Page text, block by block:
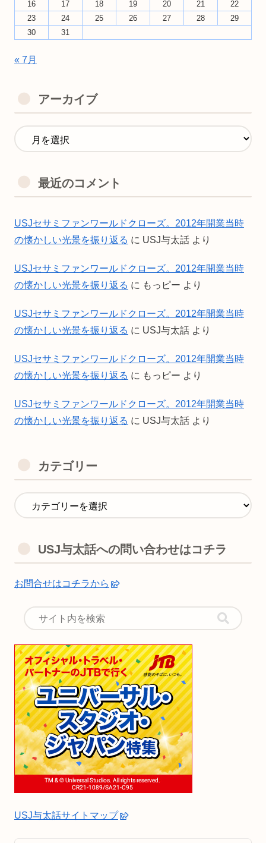
16
17 18 19 20 21
22
23
24 25 26 27 28
29
30
31
« 7月
アーカイブ
最近のコメント
USJセサミファンワールドクローズ。2012年開業当時
の懐かしい光景を振り返る に USJ与太話 より
USJセサミファンワールドクローズ。2012年開業当時
の懐かしい光景を振り返る に もっピー より
USJセサミファンワールドクローズ。2012年開業当時
の懐かしい光景を振り返る に USJ与太話 より
USJセサミファンワールドクローズ。2012年開業当時
の懐かしい光景を振り返る に もっピー より
USJセサミファンワールドクローズ。2012年開業当時
の懐かしい光景を振り返る に USJ与太話 より
カテゴリー
USJ与太話への問い合わせはコチラ
お問合せはコチラから
USJ与太話サイトマップ